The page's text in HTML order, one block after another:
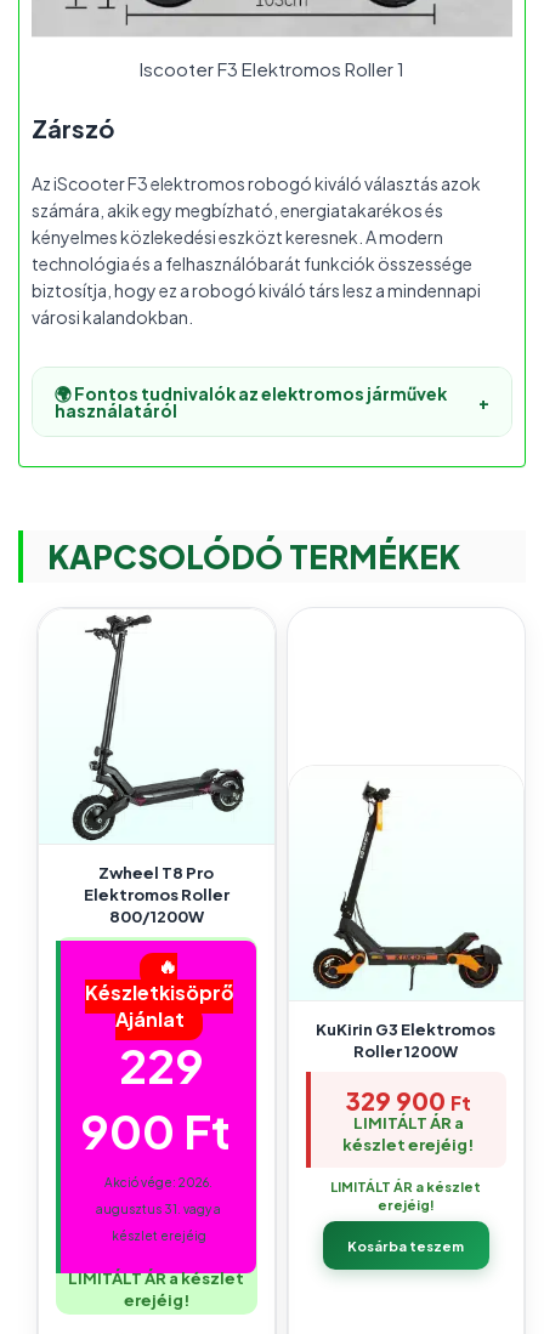
Iscooter F3 Elektromos Roller 1
Zárszó
Az iScooter F3 elektromos robogó kiváló választás azok
számára, akik egy megbízható, energiatakarékos és
kényelmes közlekedési eszközt keresnek. A modern
technológia és a felhasználóbarát funkciók összessége
biztosítja, hogy ez a robogó kiváló társ lesz a mindennapi
városi kalandokban.
🌍 Fontos tudnivalók az elektromos járművek
használatáról +
KAPCSOLÓDÓ TERMÉKEK
Zwheel T8 Pro
Elektromos Roller
800/1200W
🔥
Készletkisöprő
Ajánlat
229
900 Ft
Akció vége: 2026.
augusztus 31. vagy a
készlet erejéig
LIMITÁLT ÁR a készlet
erejéig!
KuKirin G3 Elektromos
Roller 1200W
329 900 Ft
LIMITÁLT ÁR a
készlet erejéig!
LIMITÁLT ÁR a készlet
erejéig!
Kosárba teszem